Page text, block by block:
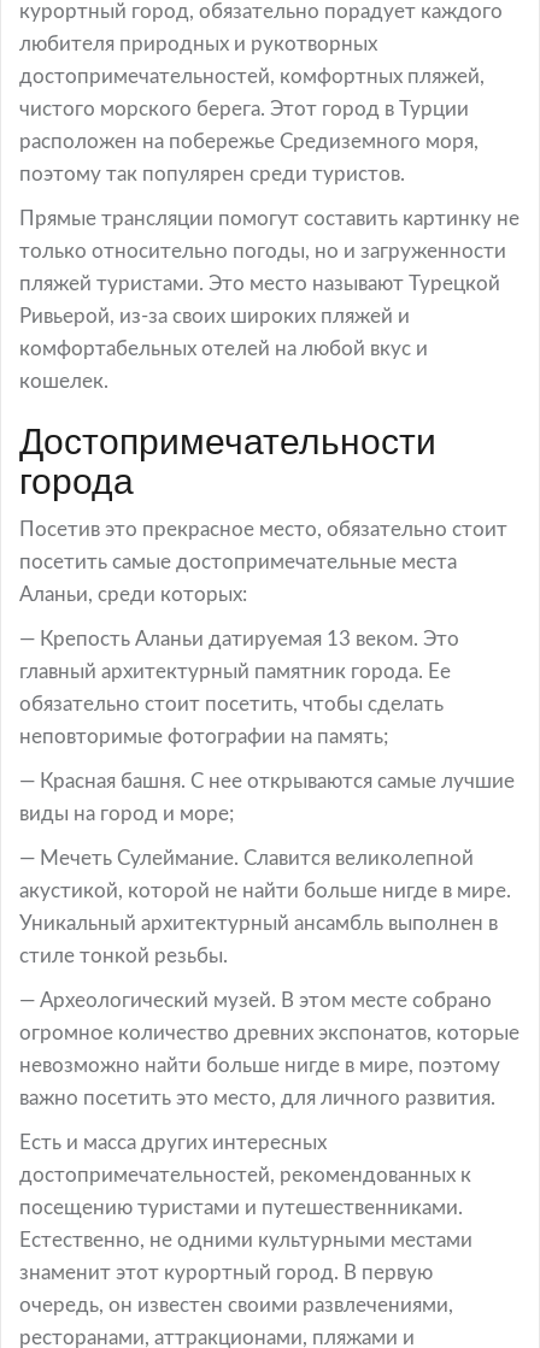
курортный город, обязательно порадует каждого
любителя природных и рукотворных
достопримечательностей, комфортных пляжей,
чистого морского берега. Этот город в Турции
расположен на побережье Средиземного моря,
поэтому так популярен среди туристов.
Прямые трансляции помогут составить картинку не
только относительно погоды, но и загруженности
пляжей туристами. Это место называют Турецкой
Ривьерой, из-за своих широких пляжей и
комфортабельных отелей на любой вкус и
кошелек.
Достопримечательности
города
Посетив это прекрасное место, обязательно стоит
посетить самые достопримечательные места
Аланьи, среди которых:
— Крепость Аланьи датируемая 13 веком. Это
главный архитектурный памятник города. Ее
обязательно стоит посетить, чтобы сделать
неповторимые фотографии на память;
— Красная башня. С нее открываются самые лучшие
виды на город и море;
— Мечеть Сулеймание. Славится великолепной
акустикой, которой не найти больше нигде в мире.
Уникальный архитектурный ансамбль выполнен в
стиле тонкой резьбы.
— Археологический музей. В этом месте собрано
огромное количество древних экспонатов, которые
невозможно найти больше нигде в мире, поэтому
важно посетить это место, для личного развития.
Есть и масса других интересных
достопримечательностей, рекомендованных к
посещению туристами и путешественниками.
Естественно, не одними культурными местами
знаменит этот курортный город. В первую
очередь, он известен своими развлечениями,
ресторанами, аттракционами, пляжами и